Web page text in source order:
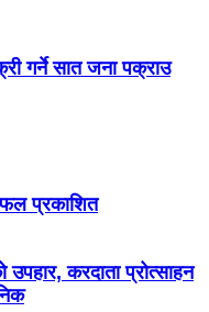
गर्ने सात जना पक्राउ
प्रकाशित
करदाता प्रोत्साहन